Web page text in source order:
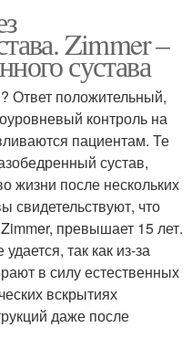
Zimmer –
сустава
Ответ положительный,
контроль на
пациентам. Те
сустав,
жизни после нескольких
свидетельствуют, что
превышает 15 лет.
так как из-за
в силу естественных
вскрытиях
даже после